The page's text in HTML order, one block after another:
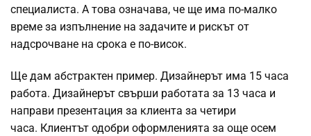
специалиста. А това означава, че ще има по-малко
време за изпълнение на задачите и рискът от
надсрочване на срока е по-висок.
Ще дам абстрактен пример. Дизайнерът има 15 часа
работа. Дизайнерът свърши работата за 13 часа и
направи презентация за клиента за четири
часа. Клиентът одобри оформленията за още осем